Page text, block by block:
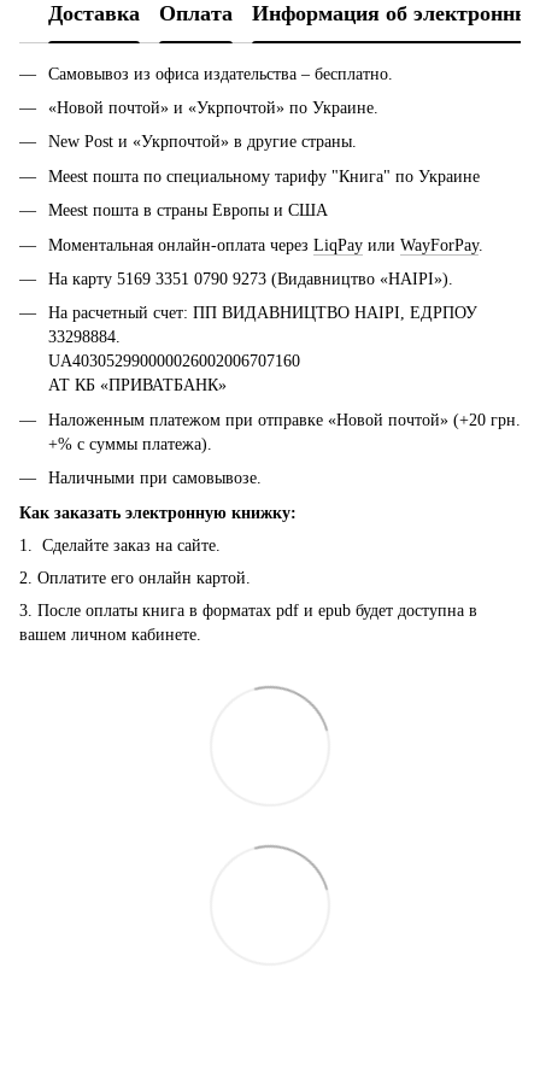
Доставка Оплата Информация об
Самовывоз из офиса издательства – бесплатно.
«Новой почтой» и «Укрпочтой» по Украине.
New Post и «Укрпочтой» в другие страны.
Meest пошта по специальному тарифу "Книга" по Украине
Meest пошта в страны Европы и США
Моментальная онлайн-оплата через LiqPay или WayForPay.
На карту 5169 3351 0790 9273 (Видавництво «НАІРІ»).
На расчетный счет: ПП ВИДАВНИЦТВО НАІРІ, ЕДРПОУ
33298884.
UA403052990000026002006707160
АТ КБ «ПРИВАТБАНК»
Наложенным платежом при отправке «Новой почтой» (+20 грн.
+% с суммы платежа).
Наличными при самовывозе.
Как заказать электронную книжку:
1. Сделайте заказ на сайте.
2. Оплатите его онлайн картой.
3. После оплаты книга в форматах pdf и epub будет доступна в
вашем личном кабинете.